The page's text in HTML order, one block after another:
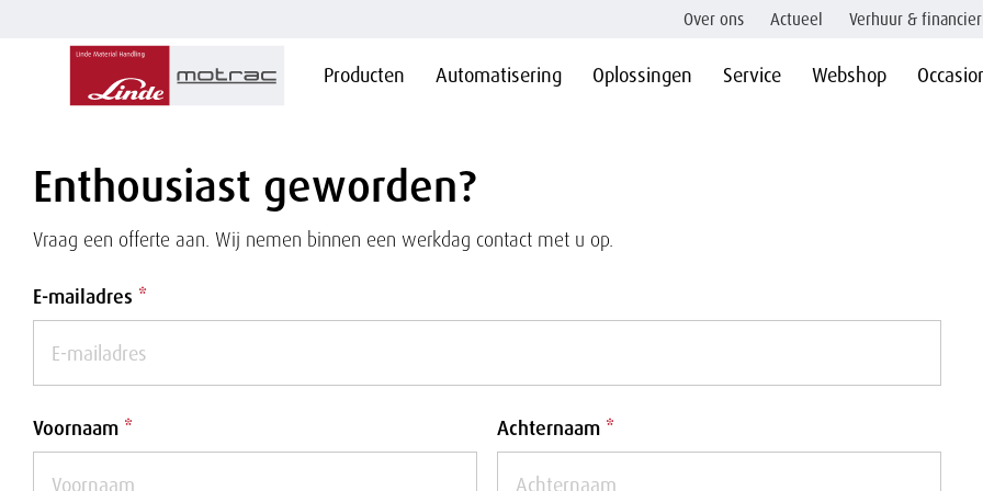
Overslaan
en naar
gaan
Producten Automatisering Oplossingen Service Webshop
Over ons Actueel Verhuur &
Enthousiast geworden?
Vraag een offerte aan. Wij nemen binnen een werkdag contact met u op.
E-mailadres *
Voornaam * Achternaam *